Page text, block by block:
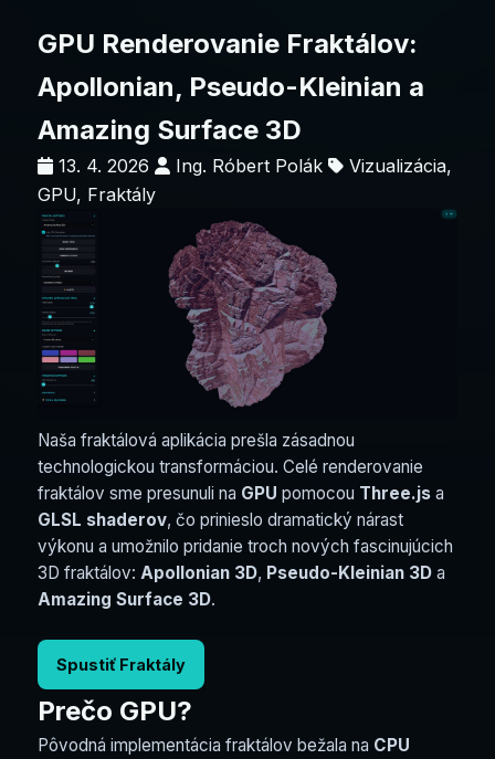
GPU Renderovanie Fraktálov:
Apollonian, Pseudo-Kleinian a
Amazing Surface 3D
13. 4. 2026 Ing. Róbert Polák
Vizualizácia,
GPU, Fraktály
Naša fraktálová aplikácia prešla zásadnou
technologickou transformáciou. Celé renderovanie
fraktálov sme presunuli na GPU pomocou Three.js a
GLSL shaderov, čo prinieslo dramatický nárast
výkonu a umožnilo pridanie troch nových fascinujúcich
3D fraktálov: Apollonian 3D, Pseudo-Kleinian 3D a
Amazing Surface 3D.
Spustiť Fraktály
Prečo GPU?
Pôvodná implementácia fraktálov bežala na CPU